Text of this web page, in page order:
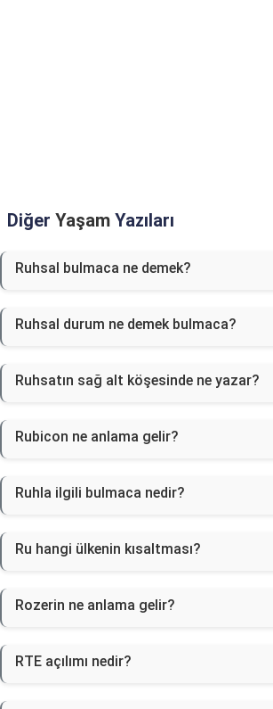
Diğer Yaşam Yazıları
Ruhsal bulmaca ne demek?
Ruhsal durum ne demek bulmaca?
Ruhsatın sağ alt köşesinde ne yazar?
Rubicon ne anlama gelir?
Ruhla ilgili bulmaca nedir?
Ru hangi ülkenin kısaltması?
Rozerin ne anlama gelir?
RTE açılımı nedir?